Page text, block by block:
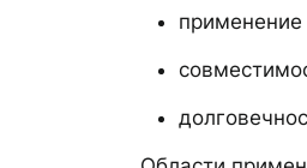
применение